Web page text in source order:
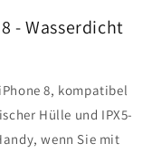
- Wasserdicht
8, kompatibel
Hülle und IPX5-
wenn Sie mit